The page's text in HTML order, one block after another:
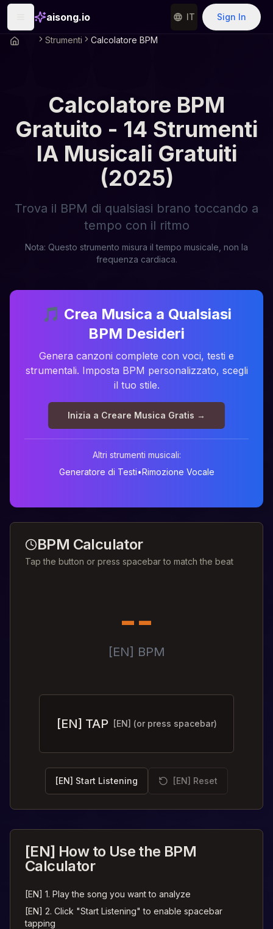
aisong.io IT Sign In
Strumenti Calcolatore BPM
Calcolatore BPM
Gratuito - 14 Strumenti
IA Musicali Gratuiti
(2025)
Trova il BPM di qualsiasi brano toccando a
tempo con il ritmo
Nota: Questo strumento misura il tempo musicale, non la
frequenza cardiaca.
🎵 Crea Musica a Qualsiasi
BPM Desideri
Genera canzoni complete con voci, testi e
strumentali. Imposta BPM personalizzato, scegli
il tuo stile.
Inizia a Creare Musica Gratis →
Altri strumenti musicali:
Generatore di Testi•Rimozione Vocale
BPM Calculator
Tap the button or press spacebar to match the beat
--
[EN] BPM
[EN] TAP [EN] (or press spacebar)
[EN] Start Listening [EN] Reset
[EN] How to Use the BPM
Calculator
[EN] 1. Play the song you want to analyze
[EN] 2. Click "Start Listening" to enable spacebar
tapping